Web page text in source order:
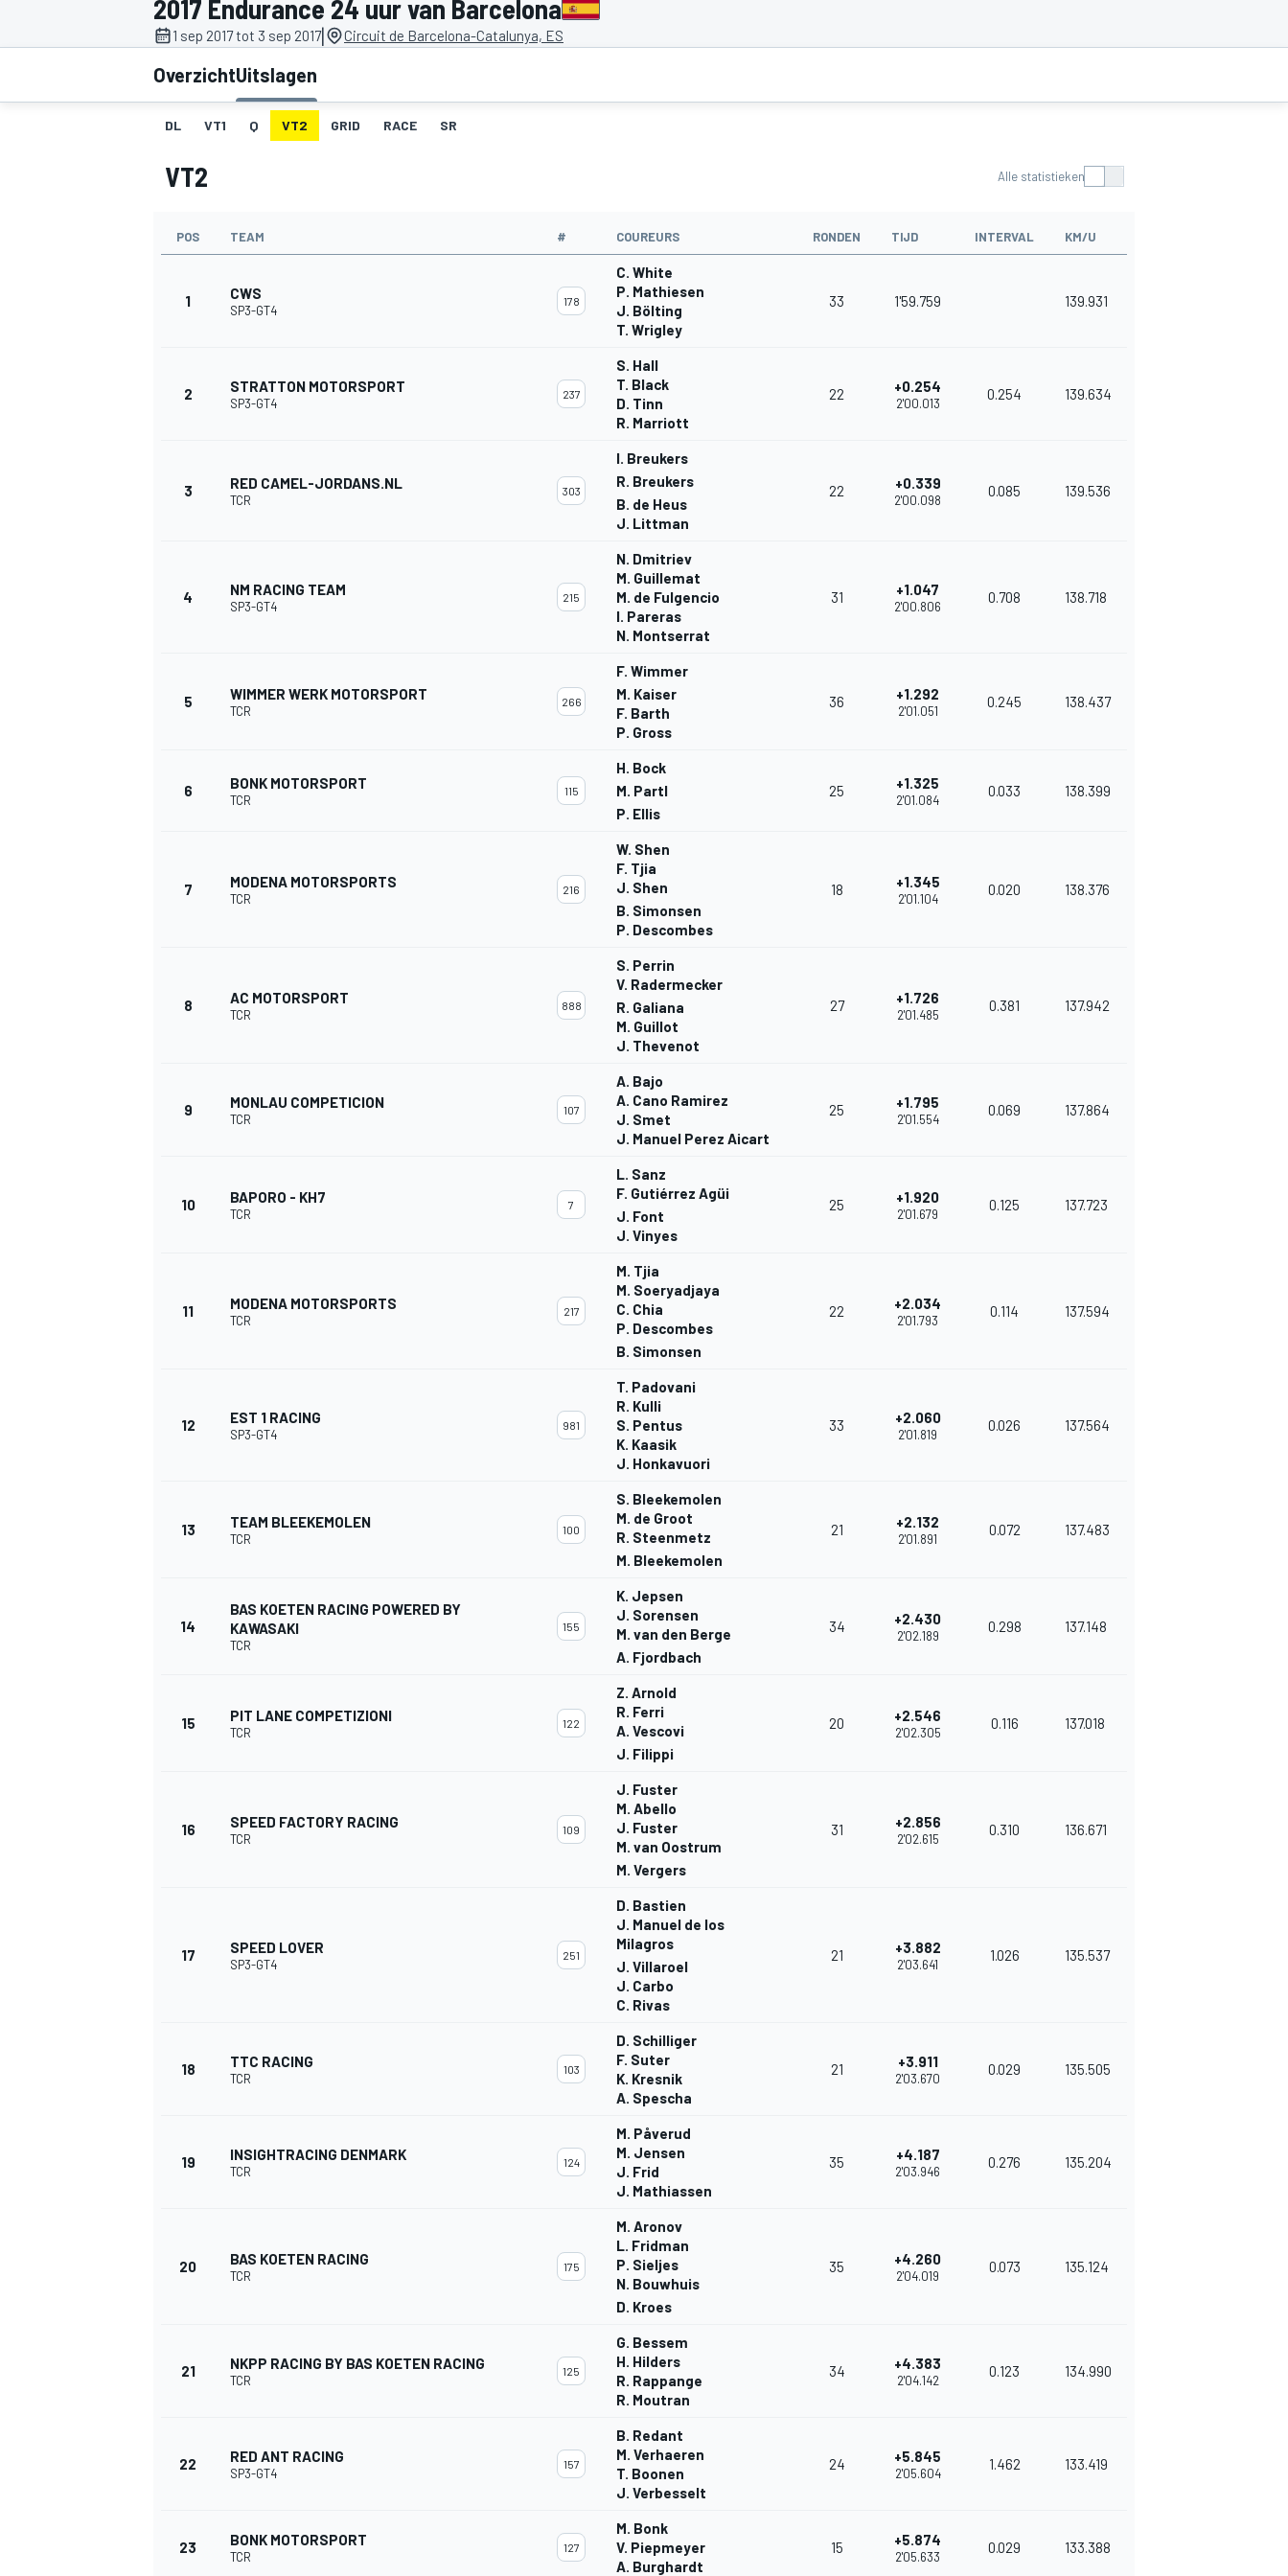
DTM
2017 Endurance 24 uur van Barcelona
1 sep 2017 tot 3 sep 2017| Circuit de Barcelona-Catalunya, ES
OverzichtUitslagen
DL VT1 Q VT2 GRID RACE SR
VT2 Alle statistieken
POS TEAM # COUREURS RONDEN TIJD INTERVAL KM/U
1 CWS
SP3-GT4
178
C. White
P. Mathiesen
J. Bölting
T. Wrigley
33 1'59.759 139.931
2 STRATTON MOTORSPORT
SP3-GT4
237
S. Hall
T. Black
D. Tinn
R. Marriott
22 +0.254
2'00.013
0.254 139.634
3 RED CAMEL-JORDANS.NL
TCR
303
I. Breukers
R. Breukers
B. de Heus
J. Littman
22 +0.339
2'00.098
0.085 139.536
4 NM RACING TEAM
SP3-GT4
215
N. Dmitriev
M. Guillemat
M. de Fulgencio
I. Pareras
N. Montserrat
31 +1.047
2'00.806
0.708 138.718
5 WIMMER WERK MOTORSPORT
TCR
266
F. Wimmer
M. Kaiser
F. Barth
P. Gross
36 +1.292
2'01.051
0.245 138.437
6 BONK MOTORSPORT
TCR
115
H. Bock
M. Partl
P. Ellis
25 +1.325
2'01.084
0.033 138.399
7 MODENA MOTORSPORTS
TCR
216
W. Shen
F. Tjia
J. Shen
B. Simonsen
P. Descombes
18 +1.345
2'01.104
0.020 138.376
8 AC MOTORSPORT
TCR
888
S. Perrin
V. Radermecker
R. Galiana
M. Guillot
J. Thevenot
27 +1.726
2'01.485
0.381 137.942
9 MONLAU COMPETICION
TCR
107
A. Bajo
A. Cano Ramirez
J. Smet
J. Manuel Perez Aicart
25 +1.795
2'01.554
0.069 137.864
10 BAPORO - KH7
TCR
7
L. Sanz
F. Gutiérrez Agüi
J. Font
J. Vinyes
25 +1.920
2'01.679
0.125 137.723
11 MODENA MOTORSPORTS
TCR
217
M. Tjia
M. Soeryadjaya
C. Chia
P. Descombes
B. Simonsen
22 +2.034
2'01.793
0.114 137.594
12 EST 1 RACING
SP3-GT4
981
T. Padovani
R. Kulli
S. Pentus
K. Kaasik
J. Honkavuori
33 +2.060
2'01.819
0.026 137.564
13 TEAM BLEEKEMOLEN
TCR
100
S. Bleekemolen
M. de Groot
R. Steenmetz
M. Bleekemolen
21 +2.132
2'01.891
0.072 137.483
14
BAS KOETEN RACING POWERED BY
KAWASAKI
TCR
155
K. Jepsen
J. Sorensen
M. van den Berge
A. Fjordbach
34 +2.430
2'02.189
0.298 137.148
15 PIT LANE COMPETIZIONI
TCR
122
Z. Arnold
R. Ferri
A. Vescovi
J. Filippi
20 +2.546
2'02.305
0.116 137.018
16 SPEED FACTORY RACING
TCR
109
J. Fuster
M. Abello
J. Fuster
M. van Oostrum
M. Vergers
31 +2.856
2'02.615
0.310 136.671
17 SPEED LOVER
SP3-GT4
251
D. Bastien
J. Manuel de los
Milagros
J. Villaroel
J. Carbo
C. Rivas
21 +3.882
2'03.641
1.026 135.537
18 TTC RACING
TCR
103
D. Schilliger
F. Suter
K. Kresnik
A. Spescha
21 +3.911
2'03.670
0.029 135.505
19 INSIGHTRACING DENMARK
TCR
124
M. Påverud
M. Jensen
J. Frid
J. Mathiassen
35 +4.187
2'03.946
0.276 135.204
20 BAS KOETEN RACING
TCR
175
M. Aronov
L. Fridman
P. Sieljes
N. Bouwhuis
D. Kroes
35 +4.260
2'04.019
0.073 135.124
21 NKPP RACING BY BAS KOETEN RACING
TCR
125
G. Bessem
H. Hilders
R. Rappange
R. Moutran
34 +4.383
2'04.142
0.123 134.990
22 RED ANT RACING
SP3-GT4
157
B. Redant
M. Verhaeren
T. Boonen
J. Verbesselt
24 +5.845
2'05.604
1.462 133.419
23 BONK MOTORSPORT
TCR
127
M. Bonk
V. Piepmeyer
A. Burghardt
15 +5.874
2'05.633
0.029 133.388